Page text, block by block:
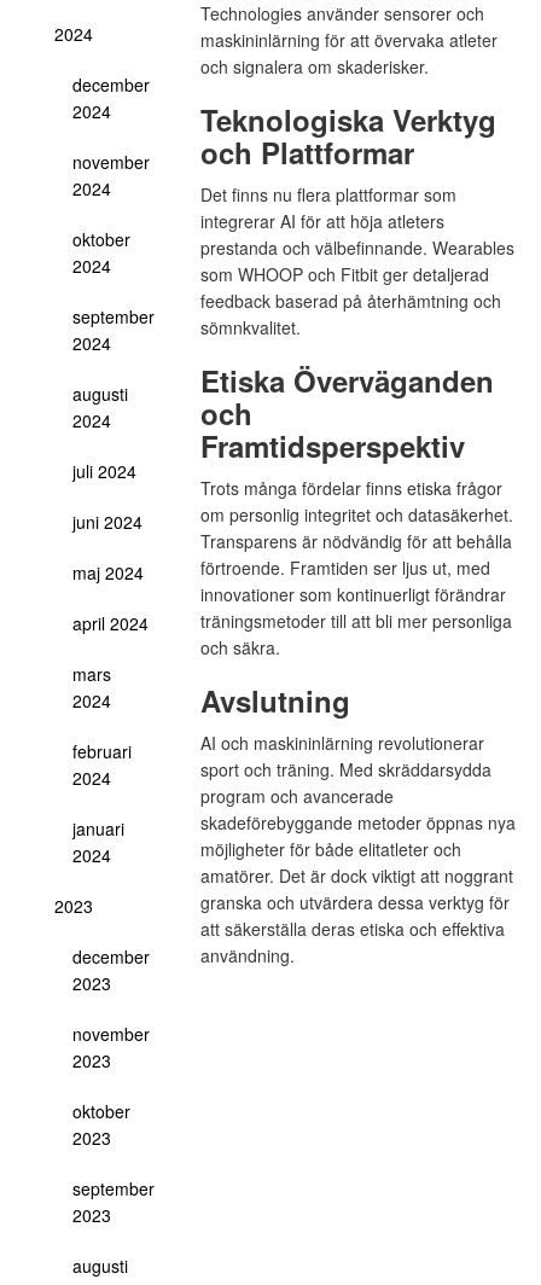
2024
december
2024
november
2024
oktober
2024
september
2024
augusti
2024
juli 2024
juni 2024
maj 2024
april 2024
mars
2024
februari
2024
januari
2024
2023
december
2023
november
2023
oktober
2023
september
2023
augusti
Technologies använder sensorer och
maskininlärning för att övervaka atleter
och signalera om skaderisker.
Teknologiska Verktyg
och Plattformar
Det finns nu flera plattformar som
integrerar AI för att höja atleters
prestanda och välbefinnande. Wearables
som WHOOP och Fitbit ger detaljerad
feedback baserad på återhämtning och
sömnkvalitet.
Etiska Överväganden
och
Framtidsperspektiv
Trots många fördelar finns etiska frågor
om personlig integritet och datasäkerhet.
Transparens är nödvändig för att behålla
förtroende. Framtiden ser ljus ut, med
innovationer som kontinuerligt förändrar
träningsmetoder till att bli mer personliga
och säkra.
Avslutning
AI och maskininlärning revolutionerar
sport och träning. Med skräddarsydda
program och avancerade
skadeförebyggande metoder öppnas nya
möjligheter för både elitatleter och
amatörer. Det är dock viktigt att noggrant
granska och utvärdera dessa verktyg för
att säkerställa deras etiska och effektiva
användning.